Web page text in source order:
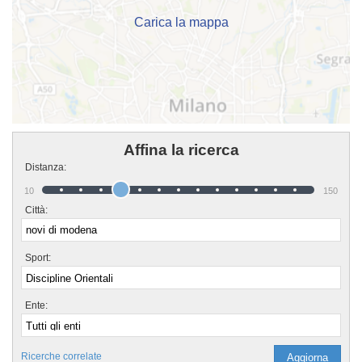
Carica la mappa
Affina la ricerca
Distanza:
10 150
Città:
Sport:
Ente:
Ricerche correlate